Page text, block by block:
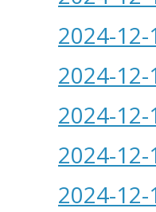
2024-
2024-
2024-
2024-
2024-